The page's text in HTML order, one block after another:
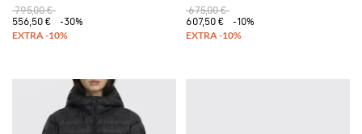
795,00 €
556,50 €
-30%
675,00 €
607,50 €
-10%